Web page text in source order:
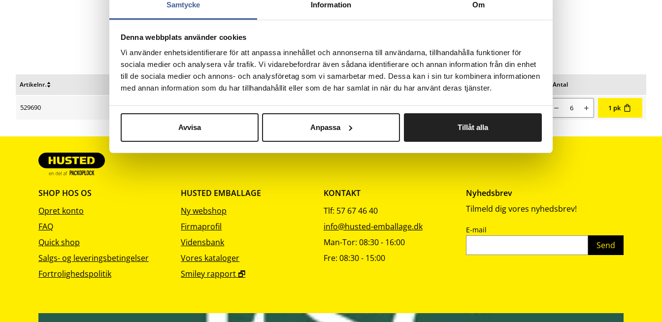
Samtycke Information Om
Denna webbplats använder cookies
Vi använder enhetsidentifierare för att anpassa innehållet och annonserna till användarna, tillhandahålla funktioner för
sociala medier och analysera vår trafik. Vi vidarebefordrar även sådana identifierare och annan information från din enhet
till de sociala medier och annons- och analysföretag som vi samarbetar med. Dessa kan i sin tur kombinera informationen
med annan information som du har tillhandahållit eller som de har samlat in när du har använt deras tjänster.
Avvisa Anpassa Tillåt alla
Artikelnr.
Beskrivelse
Nulstil
Pk
Nulstil
Pris/stk
Nulstil
FavoritterAntal
529690 27 cl 6 Nuværende salgspris 14,90 kr
14,90 Antal 1 pk
SHOP HOS OS
Opret konto
FAQ
Quick shop
Salgs- og leveringsbetingelser
Fortrolighedspolitik
HUSTED EMBALLAGE
Ny webshop
Firmaprofil
Vidensbank
Vores kataloger
Smiley rapport 🗗
KONTAKT
Tlf: 57 67 46 40
info@husted-emballage.dk
Man-Tor: 08:30 - 16:00
Fre: 08:30 - 15:00
Nyhedsbrev
Tilmeld dig vores nyhedsbrev!
E-mail
Send